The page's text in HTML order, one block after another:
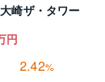
崎ザ・タワー
円
2.42%